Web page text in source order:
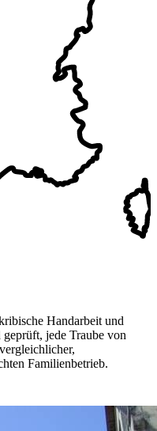
Handarbeit und
jede Traube von
Familienbetrieb.